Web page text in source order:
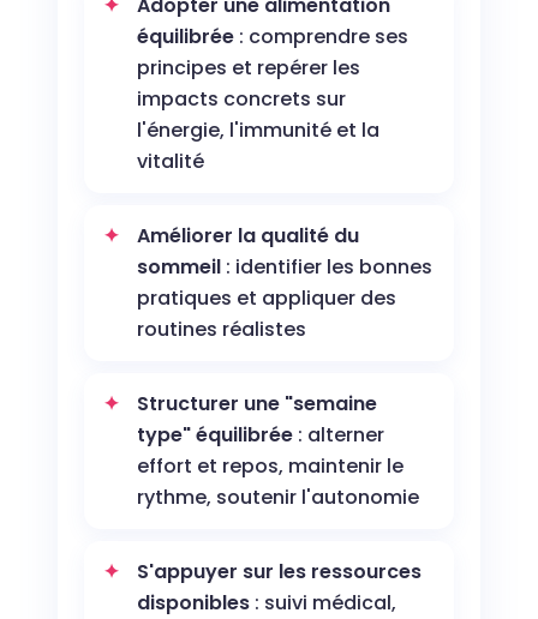
Adopter une alimentation
équilibrée : comprendre ses
principes et repérer les
impacts concrets sur
l'énergie, l'immunité et la
vitalité
Améliorer la qualité du
sommeil : identifier les bonnes
pratiques et appliquer des
routines réalistes
Structurer une "semaine
type" équilibrée : alterner
effort et repos, maintenir le
rythme, soutenir l'autonomie
S'appuyer sur les ressources
disponibles : suivi médical,